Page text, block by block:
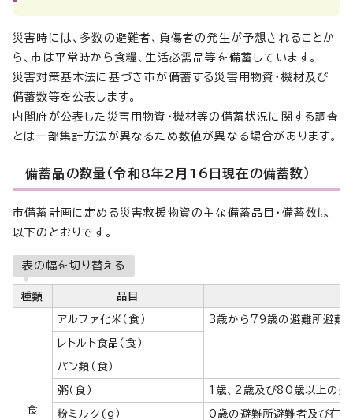
災害時には、多数の避難者、負傷者の発生が予想されることか
ら、市は平常時から食糧、生活必需品等を備蓄しています。
災害対策基本法に基づき市が備蓄する災害用物資・機材及び
備蓄数等を公表します。
内閣府が公表した災害用物資・機材等の備蓄状況に関する調査
とは一部集計方法が異なるため数値が異なる場合があります。
備蓄品の数量（令和8年2月16日現在の備蓄数）
市備蓄計画に定める災害救援物資の主な備蓄品目・備蓄数は
以下のとおりです。
表の幅を切り替える
種類 品目
食
アルファ化米（食） 3歳から79歳の避難所避
レトルト食品（食）
パン類（食）
粥（食） 1歳、2歳及び80歳以上の
粉ミルク(g） 0歳の避難所避難者及び在